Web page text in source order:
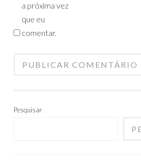
a próxima vez
que eu
comentar.
Pesquisar